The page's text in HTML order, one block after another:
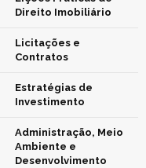
Direito Imobiliário
Licitações e
Contratos
Estratégias de
Investimento
Administração, Meio
Ambiente e
Desenvolvimento